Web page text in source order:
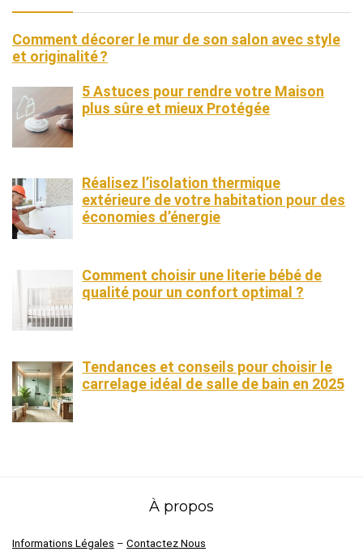
Comment décorer le mur de son salon avec style
et originalité ?
5 Astuces pour rendre votre Maison
plus sûre et mieux Protégée
Réalisez l’isolation thermique
extérieure de votre habitation pour des
économies d’énergie
Comment choisir une literie bébé de
qualité pour un confort optimal ?
Tendances et conseils pour choisir le
carrelage idéal de salle de bain en 2025
À propos
Informations Légales – Contactez Nous